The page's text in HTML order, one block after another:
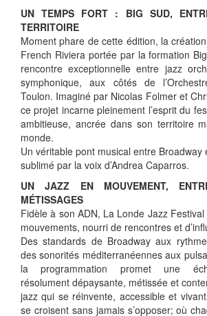
UN TEMPS FORT : BIG SUD,
TERRITOIRE
Moment phare de cette édition, la
French Riviera portée par la formation
rencontre exceptionnelle entre jazz
symphonique, aux côtés de
Toulon. Imaginé par Nicolas Folmer et
ce projet incarne pleinement l’esprit du
ambitieuse, ancrée dans son territoire
monde.
Un véritable pont musical entre Broadway
sublimé par la voix d’Andrea Caparros.
UN JAZZ EN MOUVEMENT,
MÉTISSAGES
Fidèle à son ADN, La Londe Jazz
mouvements, nourri de rencontres et
Des standards de Broadway aux
des sonorités méditerranéennes aux
la programmation promet une
résolument dépaysante, métissée et
jazz qui se réinvente, accessible et
se croisent sans jamais s’opposer; où